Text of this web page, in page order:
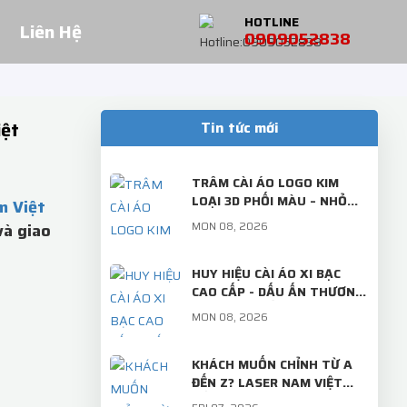
Liên Hệ HOTLINE
0909052838
Việt
giao
Tin tức mới
TRÂM CÀI ÁO LOGO KIM
LOẠI 3D PHỐI MÀU – NHỎ
GỌN, SANG TRỌNG, ĐẬM
DẤU ẤN THƯƠNG HIỆU!
MON 08, 2026
HUY HIỆU CÀI ÁO XI BẠC
CAO CẤP - DẤU ẤN THƯƠNG
HIỆU TINH TẾ TỪ LASER
NAM VIỆT
MON 08, 2026
KHÁCH MUỐN CHỈNH TỪ A
ĐẾN Z? LASER NAM VIỆT
VẪN LÀM TỚI KHI BẠN ƯNG